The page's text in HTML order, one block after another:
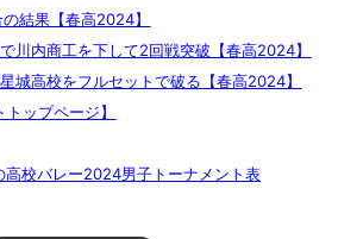
結果【春高2024】
川内商工を下して2回戦突破【春高2024】
城高校をフルセットで破る【春高2024】
ップページ】
高校バレー2024男子トーナメント表